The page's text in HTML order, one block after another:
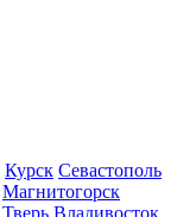
Курск Севастополь
Магнитогорск
Тверь Владивосток